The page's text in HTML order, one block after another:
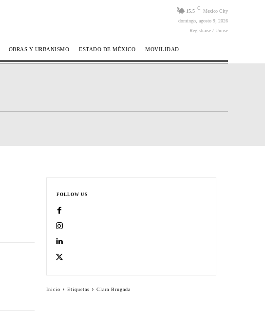
15.5
C
Mexico City
domingo, agosto 9, 2026
Registrarse / Unirse
OBRAS Y URBANISMO ESTADO DE MÉXICO MOVILIDAD
FOLLOW US
Inicio Etiquetas Clara Brugada